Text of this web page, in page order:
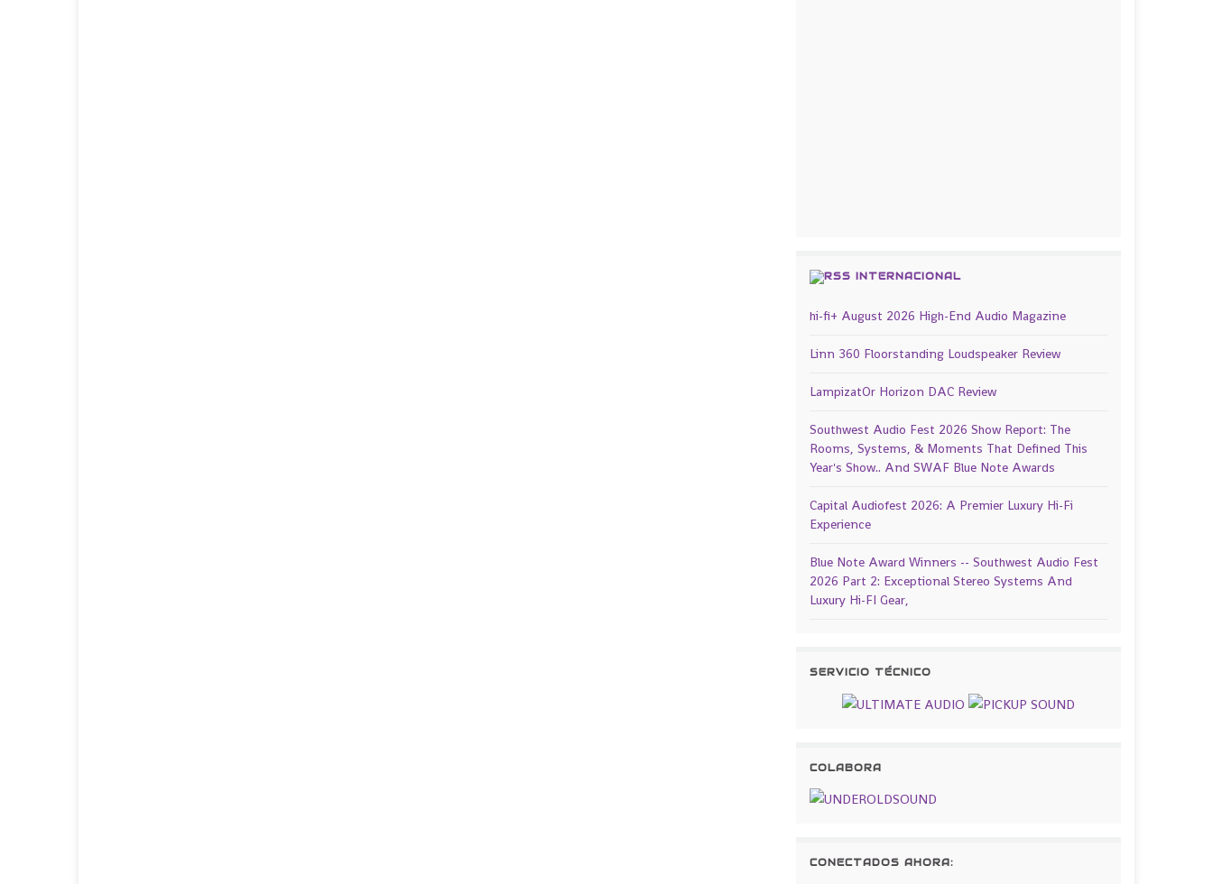
INTERNACIONAL
hi-fi+ August 2026 High-End Audio Magazine
Linn 360 Floorstanding Loudspeaker Review
LampizatOr Horizon DAC Review
Southwest Audio Fest 2026 Show Report: The
Rooms, Systems, & Moments That Defined This
Year's Show.. And SWAF Blue Note Awards
Capital Audiofest 2026: A Premier Luxury Hi-Fi
Experience
Blue Note Award Winners -- Southwest Audio Fest
2026 Part 2: Exceptional Stereo Systems And
Luxury Hi-FI Gear,
SERVICIO TÉCNICO
COLABORA
CONECTADOS AHORA: